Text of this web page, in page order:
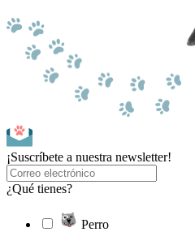
¡Suscríbete a nuestra newsletter!
¿Qué tienes?
Perro